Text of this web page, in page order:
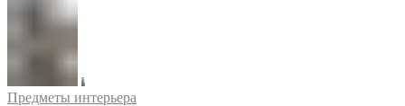
Предметы интерьера